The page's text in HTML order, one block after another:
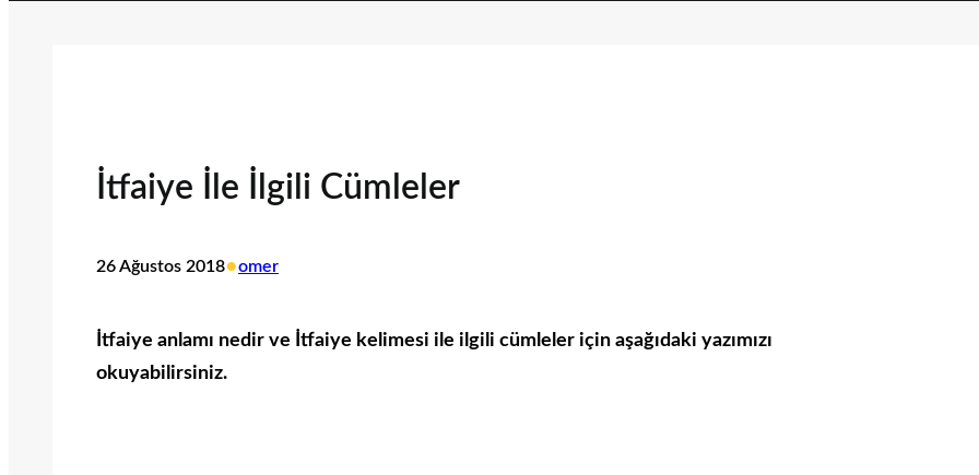
İtfaiye İle İlgili Cümleler
26 Ağustos 2018•omer
İtfaiye anlamı nedir ve İtfaiye kelimesi ile ilgili cümleler için aşağıdaki yazımızı
okuyabilirsiniz.